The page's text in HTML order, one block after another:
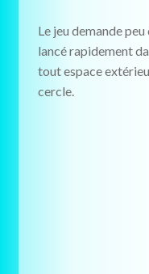
Le jeu demande
lancé rapidement
tout espace
cercle.